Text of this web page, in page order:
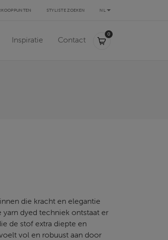
NL
STYLISTE ZOEKEN
Inspiratie Contact
00,00 €
die kracht en elegantie
dyed techniek ontstaat er
de stof extra diepte en
vol en robuust aan door